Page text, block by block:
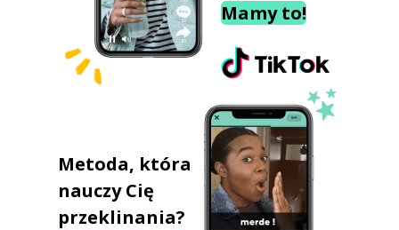
Mamy to!
Metoda, która
nauczy Cię
przeklinania?